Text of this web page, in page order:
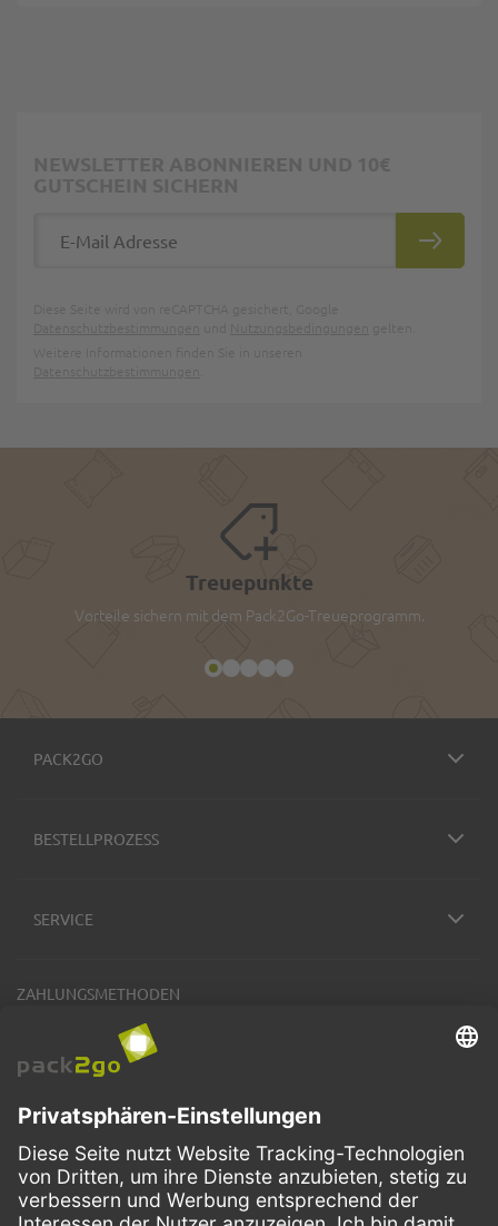
Treuepunkte
Vorteile sichern mit dem Pack2Go-Treueprogramm.
PACK2GO
BESTELLPROZESS
SERVICE
ZAHLUNGSMETHODEN
VERSANDARTEN